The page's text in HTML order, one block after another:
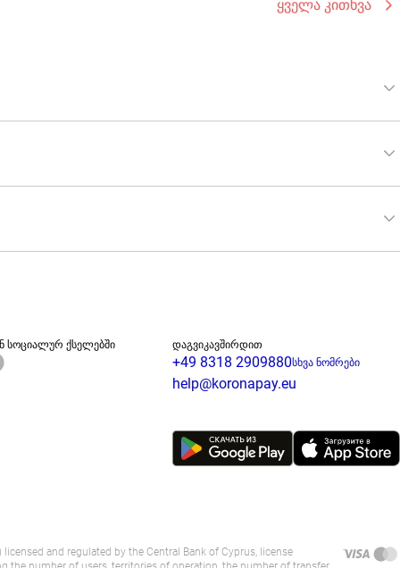
ყველა კითხვა
დაგვიკავშირდით
+49 8318 2909880სხვა ნომრები
help@koronapay.eu
სოციალურ ქსელებში
and regulated by the Central Bank of Cyprus, license